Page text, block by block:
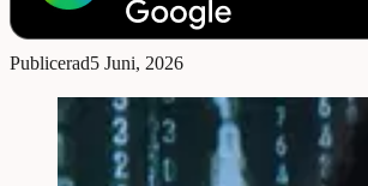
Publicerad5 Juni, 2026